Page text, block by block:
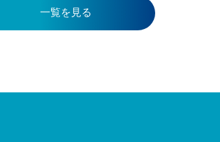
一覧を見る